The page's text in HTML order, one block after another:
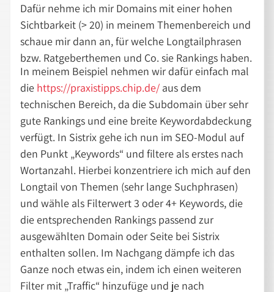
Dafür nehme ich mir Domains mit einer hohen
Sichtbarkeit (> 20) in meinem Themenbereich und
schaue mir dann an, für welche Longtailphrasen
bzw. Ratgeberthemen und Co. sie Rankings haben.
In meinem Beispiel nehmen wir dafür einfach mal
die https://praxistipps.chip.de/ aus dem
technischen Bereich, da die Subdomain über sehr
gute Rankings und eine breite Keywordabdeckung
verfügt. In Sistrix gehe ich nun im SEO-Modul auf
den Punkt „Keywords“ und filtere als erstes nach
Wortanzahl. Hierbei konzentriere ich mich auf den
Longtail von Themen (sehr lange Suchphrasen)
und wähle als Filterwert 3 oder 4+ Keywords, die
die entsprechenden Rankings passend zur
ausgewählten Domain oder Seite bei Sistrix
enthalten sollen. Im Nachgang dämpfe ich das
Ganze noch etwas ein, indem ich einen weiteren
Filter mit „Traffic“ hinzufüge und je nach